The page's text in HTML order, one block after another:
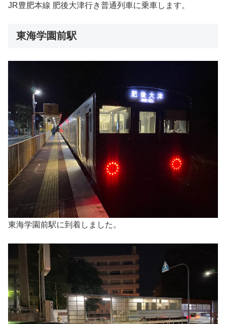
JR豊肥本線 肥後大津行き普通列車に乗車します。
東海学園前駅
東海学園前駅に到着しました。